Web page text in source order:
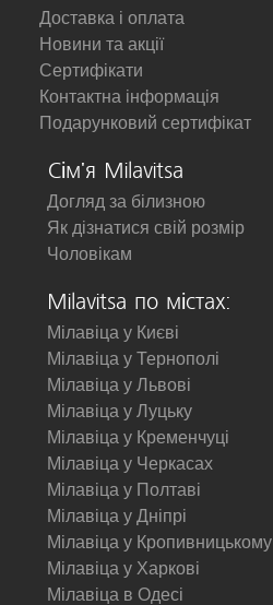
Доставка і оплата
Новини та акції
Сертифікати
Контактна інформація
Подарунковий сертифікат
Сім'я Milavitsa
Догляд за білизною
Як дізнатися свій розмір
Чоловікам
Milavitsa по містах:
Мілавіца у Києві
Мілавіца у Тернополі
Мілавіца у Львові
Мілавіца у Луцьку
Мілавіца у Кременчуці
Мілавіца у Черкасах
Мілавіца у Полтаві
Мілавіца у Дніпрі
Мілавіца у Кропивницькому
Мілавіца у Харкові
Мілавіца в Одесі